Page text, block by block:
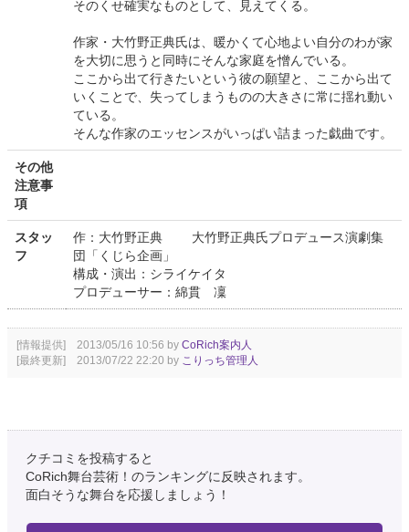
そのくせ確実なものとして、見えてくる。
作家・大竹野正典氏は、暖かくて心地よい自分のわが家
を大切に思うと同時にそんな家庭を憎んでいる。
ここから出て行きたいという彼の願望と、ここから出て
いくことで、失ってしまうものの大きさに常に揺れ動い
ている。
そんな作家のエッセンスがいっぱい詰まった戯曲です。
その他
注意事
項
スタッ
フ
作：大竹野正典 大竹野正典氏プロデュース演劇集
団「くじら企画」
構成・演出：シライケイタ
プロデューサー：綿貫 凜
[情報提供] 2013/05/16 10:56 by CoRich案内人
[最終更新] 2013/07/22 22:20 by こりっち管理人
クチコミを投稿すると
CoRich舞台芸術！のランキングに反映されます。
面白そうな舞台を応援しましょう！